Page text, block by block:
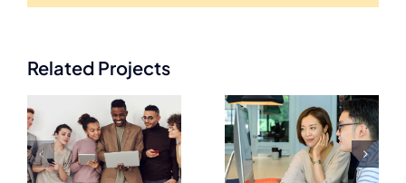
Related Projects
Project
Project